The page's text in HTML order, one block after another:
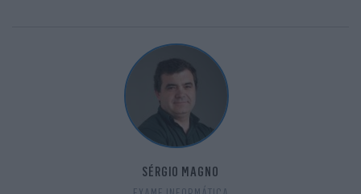
SÉRGIO MAGNO